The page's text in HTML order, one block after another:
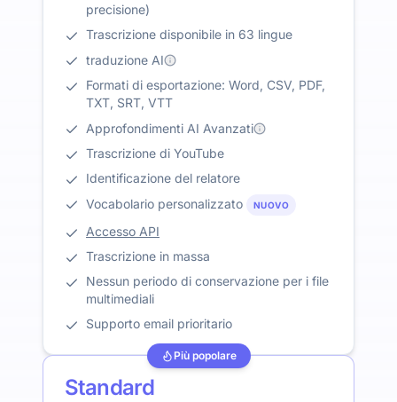
precisione)
Trascrizione disponibile in 63 lingue
traduzione AI
Formati di esportazione: Word, CSV, PDF,
TXT, SRT, VTT
Approfondimenti AI Avanzati
Trascrizione di YouTube
Identificazione del relatore
Vocabolario personalizzato
NUOVO
Accesso API
Trascrizione in massa
Nessun periodo di conservazione per i file
multimediali
Supporto email prioritario
Più popolare
Standard